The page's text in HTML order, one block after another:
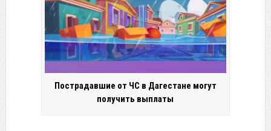
Пострадавшие от ЧС в Дагестане могут
получить выплаты